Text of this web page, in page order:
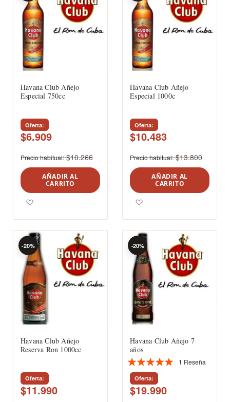
Havana Club Añejo
Especial 750cc
Oferta
$6.909
Precio habitual $10.266
AÑADIR AL
CARRITO
Havana Club Añejo
Especial 1000c
Oferta
$10.483
Precio habitual $13.800
AÑADIR AL
CARRITO
Havana Club Añejo
Reserva Ron 1000cc
Oferta
$11.990
-20%
Havana Club Añejo 7
años
Valoración:
100%
1 Reseña
Oferta
$19.990
-20%